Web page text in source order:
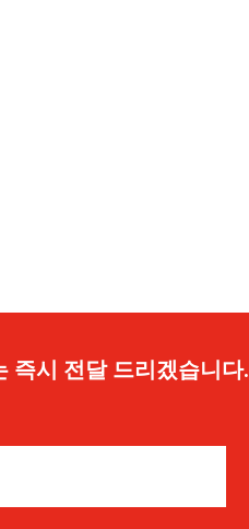
즉시 전달 드리겠습니다.